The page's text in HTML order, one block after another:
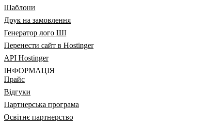
Шаблони
Друк на замовлення
Генератор лого ШІ
Перенести сайт в Hostinger
API Hostinger
ІНФОРМАЦІЯ
Прайс
Відгуки
Партнерська програма
Освітнє партнерство